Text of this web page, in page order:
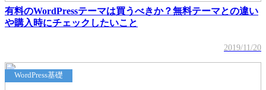
有料のWordPressテーマは買うべきか？無料テーマとの違い
や購入時にチェックしたいこと
2019/11/20
WordPress基礎